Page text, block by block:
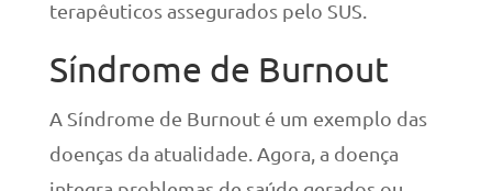
terapêuticos assegurados pelo SUS.
Síndrome de Burnout
A Síndrome de Burnout é um exemplo das
doenças da atualidade. Agora, a doença